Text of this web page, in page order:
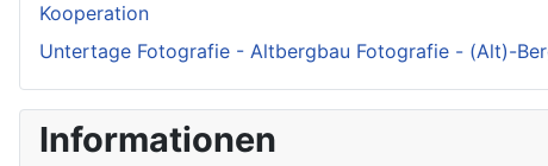
Kooperation
Untertage Fotografie - Altbergbau Fotografie - (Alt)-
Informationen